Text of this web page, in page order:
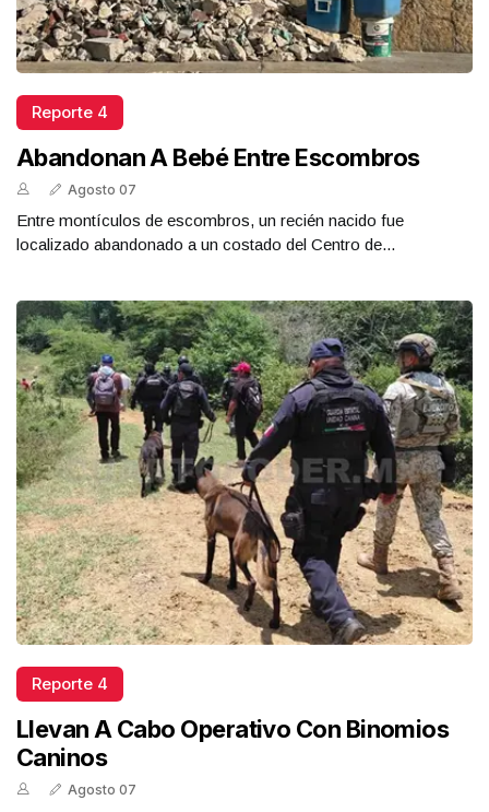
Reporte 4
Abandonan A Bebé Entre Escombros
Agosto 07
Entre montículos de escombros, un recién nacido fue
localizado abandonado a un costado del Centro de...
Reporte 4
Llevan A Cabo Operativo Con Binomios
Caninos
Agosto 07